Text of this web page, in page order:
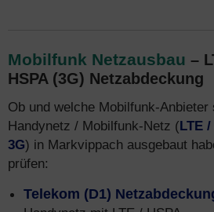
Mobilfunk Netzausbau –
HSPA (3G) Netzabdeckung
Ob und welche Mobilfunk-
Handynetz / Mobilfunk-Netz (LTE /
3G) in Markvippach ausgebaut
prüfen:
Telekom (D1)